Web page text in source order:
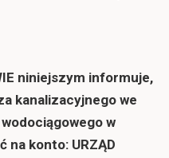
niniejszym informuje,
kanalizacyjnego we
w
na konto: URZĄD